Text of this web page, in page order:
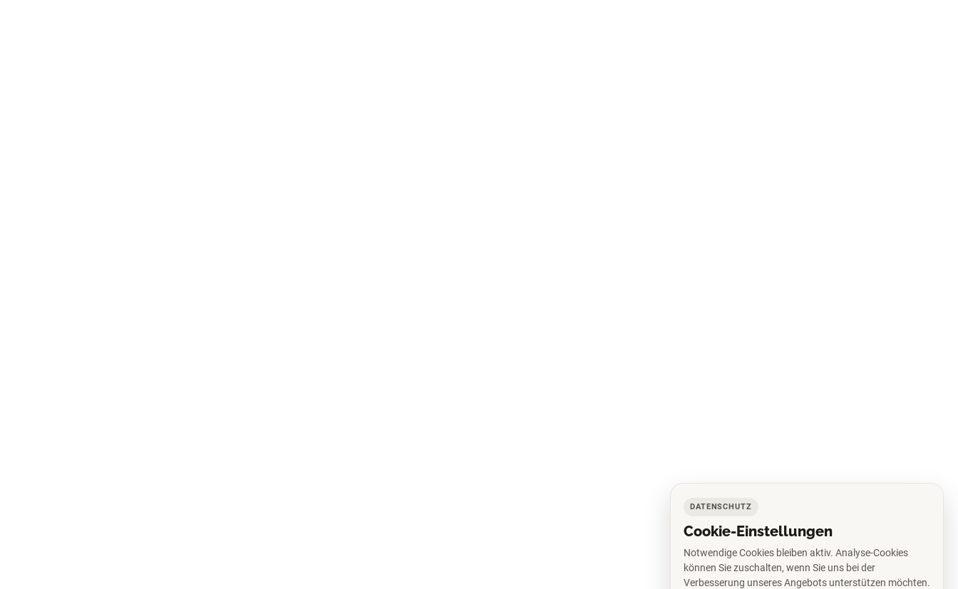
DATENSCHUTZ
Cookie-Einstellungen
Notwendige Cookies bleiben aktiv. Analyse-Cookies
können Sie zuschalten, wenn Sie uns bei der
Verbesserung unseres Angebots unterstützen möchten.